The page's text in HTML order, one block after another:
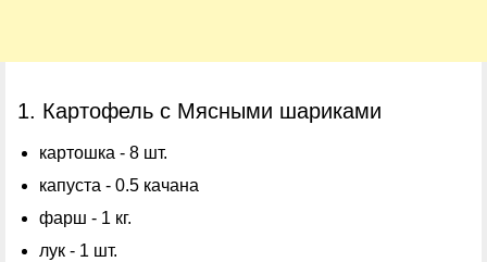
1. Картофель с Мясными шариками
картошка - 8 шт.
капуста - 0.5 качана
фарш - 1 кг.
лук - 1 шт.